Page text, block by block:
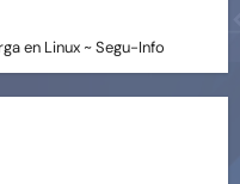
en Linux ~ Segu-Info